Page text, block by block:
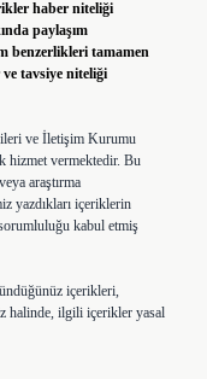
haber niteliği
paylaşım
benzerlikleri tamamen
tavsiye niteliği
ve İletişim Kurumu
hizmet vermektedir. Bu
araştırma
yazdıkları içeriklerin
kabul etmiş
içerikleri,
halinde, ilgili içerikler yasal